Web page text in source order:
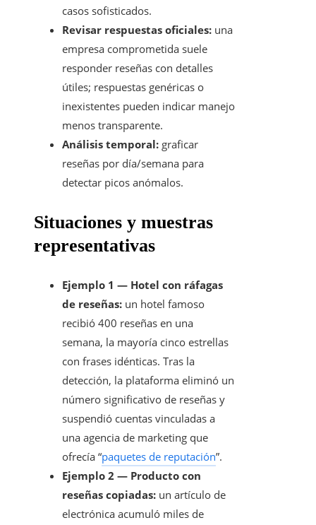
casos sofisticados.
Revisar respuestas oficiales: una
empresa comprometida suele
responder reseñas con detalles
útiles; respuestas genéricas o
inexistentes pueden indicar manejo
menos transparente.
Análisis temporal: graficar
reseñas por día/semana para
detectar picos anómalos.
Situaciones y muestras
representativas
Ejemplo 1 — Hotel con ráfagas
de reseñas: un hotel famoso
recibió 400 reseñas en una
semana, la mayoría cinco estrellas
con frases idénticas. Tras la
detección, la plataforma eliminó un
número significativo de reseñas y
suspendió cuentas vinculadas a
una agencia de marketing que
ofrecía “paquetes de reputación”.
Ejemplo 2 — Producto con
reseñas copiadas: un artículo de
electrónica acumuló miles de